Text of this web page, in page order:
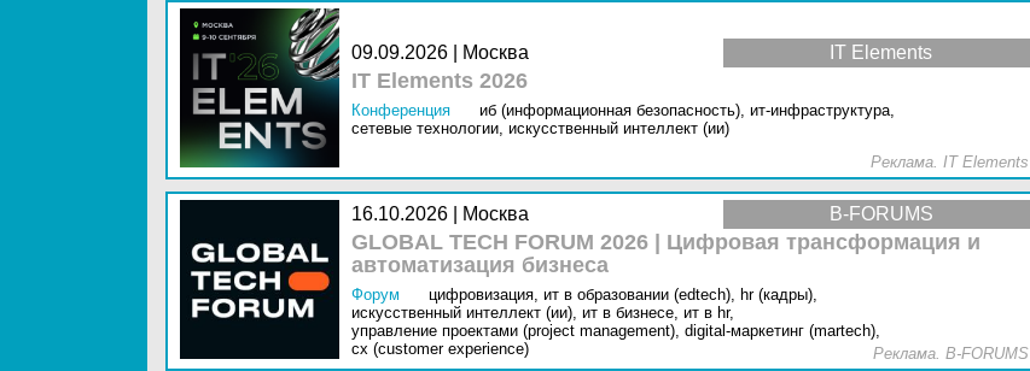
IT Elements
09.09.2026 | Москва
IT Elements 2026
Конференция иб (информационная безопасность), ит-инфраструктура,
сетевые технологии, искусственный интеллект (ии)
Реклама. IT Elements
B-FORUMS
16.10.2026 | Москва
GLOBAL TECH FORUM 2026 | Цифровая трансформация и
автоматизация бизнеса
Форум цифровизация, ит в образовании (edtech), hr (кадры),
искусственный интеллект (ии), ит в бизнесе, ит в hr,
управление проектами (project management), digital-маркетинг (martech),
cx (customer experience)
Реклама. B-FORUMS